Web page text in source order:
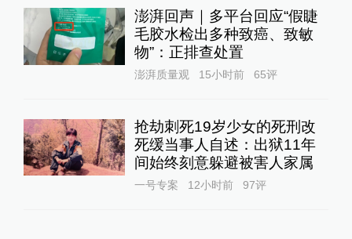
澎湃回声｜多平台回应“假睫
毛胶水检出多种致癌、致敏
物”：正排查处置
澎湃质量观 15小时前 65评
抢劫刺死19岁少女的死刑改
死缓当事人自述：出狱11年
间始终刻意躲避被害人家属
一号专案 12小时前 97评